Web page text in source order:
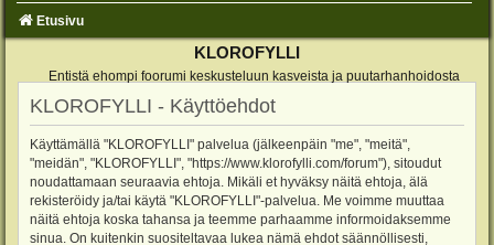
Etusivu
KLOROFYLLI
Entistä ehompi foorumi keskusteluun kasveista ja puutarhanhoidosta
KLOROFYLLI - Käyttöehdot
Käyttämällä "KLOROFYLLI" palvelua (jälkeenpäin "me", "meitä",
"meidän", "KLOROFYLLI", "https://www.klorofylli.com/forum"), sitoudut
noudattamaan seuraavia ehtoja. Mikäli et hyväksy näitä ehtoja, älä
rekisteröidy ja/tai käytä "KLOROFYLLI"-palvelua. Me voimme muuttaa
näitä ehtoja koska tahansa ja teemme parhaamme informoidaksemme
sinua. On kuitenkin suositeltavaa lukea nämä ehdot säännöllisesti,